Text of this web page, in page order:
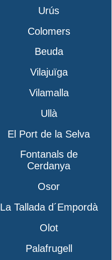
Urús
Colomers
Beuda
Vilajuïga
Vilamalla
Ullà
El Port de la Selva
Fontanals de
Cerdanya
Osor
La Tallada d´Empordà
Olot
Palafrugell